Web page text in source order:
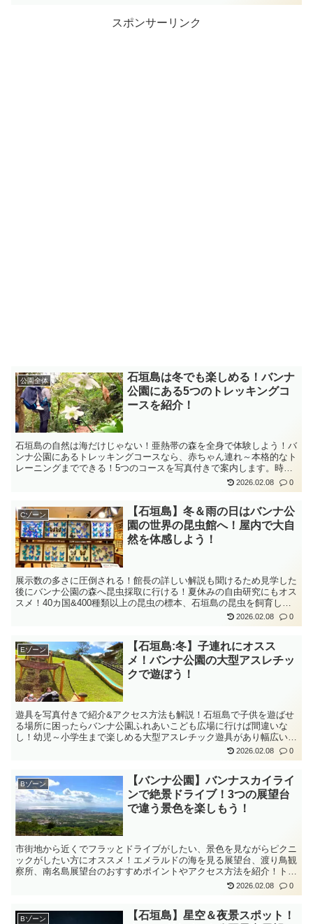
スポンサーリンク
公園全体
石垣島は冬でも楽しめる！バンナ
公園にある5つのトレッキングコ
ースを紹介！
石垣島の自然は海だけじゃない！亜熱帯の森を全身で体験しよう！バ
ンナ公園にあるトレッキングコースなら、赤ちゃん連れ～本格的なト
レーニングまでできる！5つのコースを写真付きで案内します。時間
2026.02.08 0
Cゾーン
【石垣島】冬＆雨の日はバンナ公
園の世界の昆虫館へ！屋内で大自
然を体感しよう！
展示数の多さに圧倒される！館長の詳しい解説も聞けるため見学した
後にバンナ公園の森へ昆虫採取に行ける！夏休みの自由研究にもオス
スメ！40カ国&400種類以上の昆虫の標本、石垣島の昆虫を飼育して
2026.02.08 0
Eゾーン
【石垣島:冬】子連れにオスス
メ！バンナ公園の大型アスレチッ
クで遊ぼう！
遊具を写真付きで紹介&アクセス方法も解説！石垣島で子供を遊ばせ
る場所に困ったらバンナ公園ふれあいこども広場に行けば間違いな
し！幼児～小学生まで楽しめる大型アスレチック遊具があり幅広い年
2026.02.08 0
Bゾーン
【バンナ公園】バンナスカイライ
ンで絶景ドライブ！3つの展望台
で違う景色を楽しもう！
市街地から近くでフラッとドライブがしたい、景色を見ながらピクニ
ックがしたい方にオススメ！エメラルドの海を見る展望台、渡り鳥観
察所、南名島展望台のおすすめポイントやアクセス方法を紹介！トイ
レも清潔に整備されているので子ども連れでも安心！ 2026.02.08 0
Bゾーン
【石垣島】星空＆夜景スポット！